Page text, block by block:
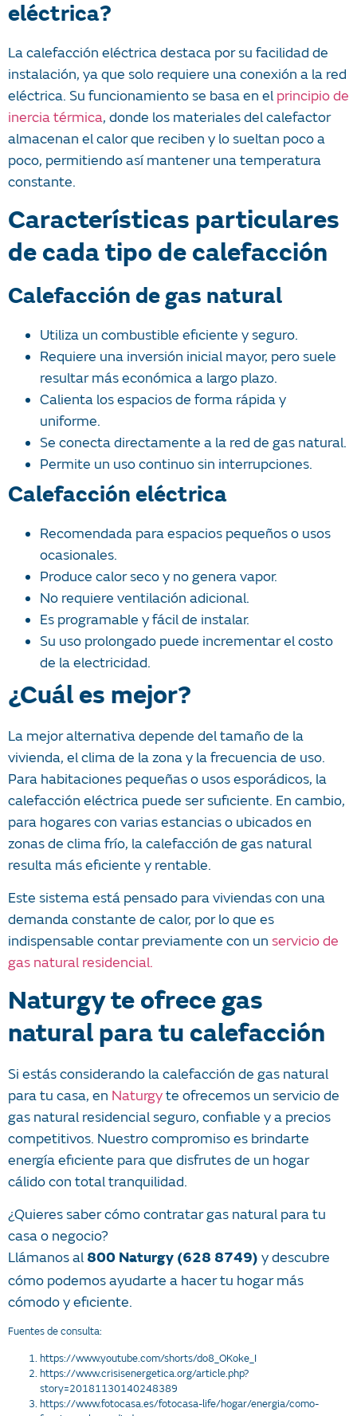
eléctrica?
La calefacción eléctrica destaca por su facilidad de
instalación, ya que solo requiere una conexión a la red
eléctrica. Su funcionamiento se basa en elprincipio de
inercia térmica, donde los materiales del calefactor
almacenan el calor que reciben y lo sueltan poco a
poco, permitiendo así mantener una temperatura
constante.
Características particulares
de cada tipo de calefacción
Calefacción de gas natural
Utiliza un combustible eficiente y seguro.
Requiere una inversión inicial mayor, pero suele
resultar más económica a largo plazo.
Calienta los espacios de forma rápida y
uniforme.
Se conecta directamente a la red de gas natural.
Permite un uso continuo sin interrupciones.
Calefacción eléctrica
Recomendada para espacios pequeños o usos
ocasionales.
Produce calor seco y no genera vapor.
No requiere ventilación adicional.
Es programable y fácil de instalar.
Su uso prolongado puede incrementar el costo
de la electricidad.
¿Cuál es mejor?
La mejor alternativa depende del tamaño de la
vivienda, el clima de la zona y la frecuencia de uso.
Para habitaciones pequeñas o usos esporádicos, la
calefacción eléctrica puede ser suficiente. En cambio,
para hogares con varias estancias o ubicados en
zonas de clima frío, la calefacción de gas natural
resulta más eficiente y rentable.
Este sistema está pensado para viviendas con una
demanda constante de calor, por lo que es
indispensable contar previamente con un servicio de
gas natural residencial.
Naturgy te ofrece gas
natural para tu calefacción
Si estás considerando la calefacción de gas natural
para tu casa, en Naturgyte ofrecemos un servicio de
gas natural residencial seguro, confiable y a precios
competitivos. Nuestro compromiso es brindarte
energía eficiente para que disfrutes de un hogar
cálido con total tranquilidad.
¿Quieres saber cómo contratar gas natural para tu
casa o negocio?
Llámanos al 800 Naturgy (628 8749) y descubre
cómo podemos ayudarte a hacer tu hogar más
cómodo y eficiente.
Fuentes de consulta:
https://www.youtube.com/shorts/do8_OKoke_I
https://www.crisisenergetica.org/article.php?
story=20181130140248389
https://www.fotocasa.es/fotocasa-life/hogar/energia/como-